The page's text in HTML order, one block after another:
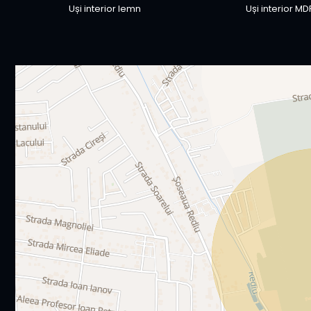
Uși interior lemn Uși interior